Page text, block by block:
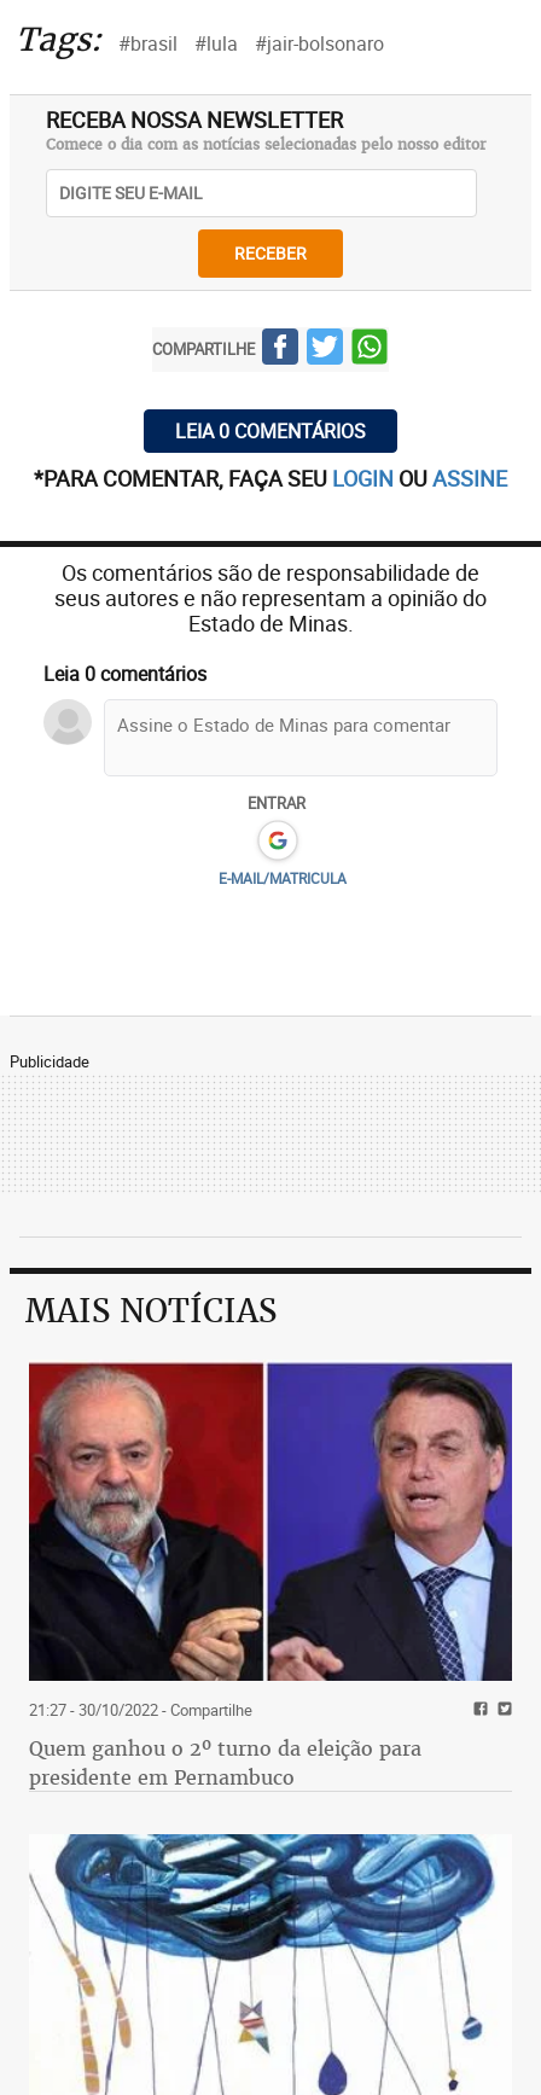
Tags: #brasil #lula #jair-bolsonaro
RECEBA NOSSA NEWSLETTER
Comece o dia com as notícias selecionadas pelo nosso editor
RECEBER
COMPARTILHE
LEIA 0 COMENTÁRIOS
*PARA COMENTAR, FAÇA SEU LOGIN OUASSINE
Os comentários são de responsabilidade de
seus autores e não representam a opinião do
Estado de Minas.
Leia 0 comentários
ENTRAR
E-MAIL/MATRICULA
Publicidade
MAIS NOTÍCIAS
21:27 - 30/10/2022- Compartilhe
Quem ganhou o 2º turno da eleição para
presidente em Pernambuco